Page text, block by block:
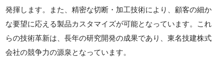
発揮します。また、精密な切断・加工技術により、顧客の細か
な要望に応える製品カスタマイズが可能となっています。これ
らの技術革新は、長年の研究開発の成果であり、東名技建株式
会社の競争力の源泉となっています。